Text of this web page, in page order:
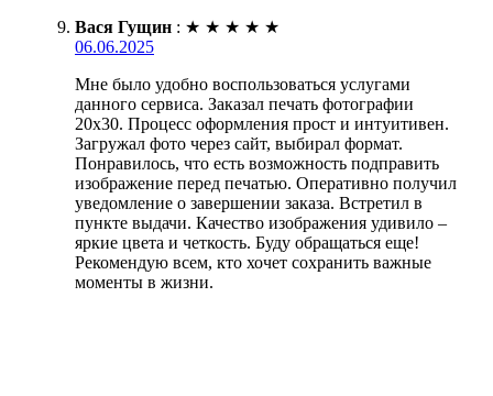
Вася Гущин : ★ ★ ★ ★ ★
06.06.2025
Мне было удобно воспользоваться услугами
данного сервиса. Заказал печать фотографии
20х30. Процесс оформления прост и интуитивен.
Загружал фото через сайт, выбирал формат.
Понравилось, что есть возможность подправить
изображение перед печатью. Оперативно получил
уведомление о завершении заказа. Встретил в
пункте выдачи. Качество изображения удивило –
яркие цвета и четкость. Буду обращаться еще!
Рекомендую всем, кто хочет сохранить важные
моменты в жизни.